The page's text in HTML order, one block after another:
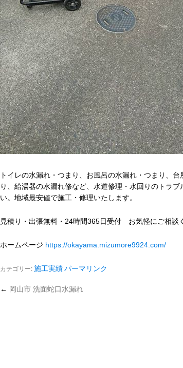
トイレの水漏れ・つまり、お風呂の水漏れ・つまり、
り、給湯器の水漏れ修など、水道修理・水回りのトラ
い。地域最安値で施工・修理いたします。
見積り・出張無料・24時間365日受付 お気軽にご相談
ホームページ https://okayama.mizumore9924.com/
カテゴリー:施工実績パーマリンク
← 岡山市 洗面蛇口水漏れ